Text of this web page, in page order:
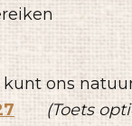
kunt ons
(Toets